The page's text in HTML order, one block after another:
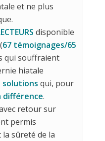
et ne plus
disponible
67 témoignages/65
qui souffraient
hiatale
qui, pour
différence.
retour sur
permis
la sûreté de la